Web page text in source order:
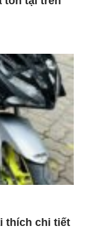
thích chi tiết